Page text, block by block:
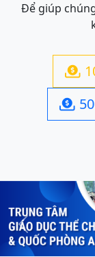
Để giúp


Previous